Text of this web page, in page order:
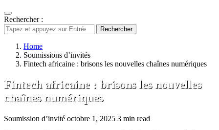
Rechercher :
Rechercher
Home
Soumissions d’invités
Fintech africaine : brisons les nouvelles chaînes numériques
Fintech africaine : brisons les nouvelles
chaînes numériques
Soumission d’invité octobre 1, 2025 3 min read